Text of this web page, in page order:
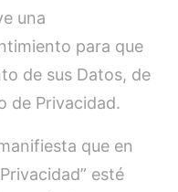
una
para que
de sus Datos, de
de Privacidad.
que en
esté